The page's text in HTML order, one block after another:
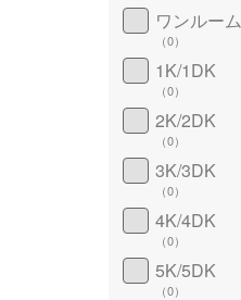
ワンルーム
（0）
1K/1DK
（0）
2K/2DK
（0）
3K/3DK
（0）
4K/4DK
（0）
5K/5DK
（0）
長期優良住宅